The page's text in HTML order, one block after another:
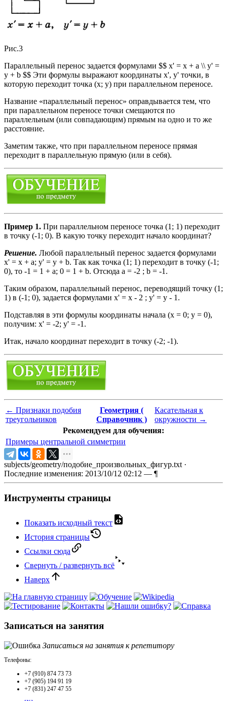
Рис.3
Параллельный перенос задается формулами $$ x' = x + a \\ y' =
y + b $$ Эти формулы выражают координаты х', у' точки, в
которую переходит точка (х; у) при параллельном переносе.
Название «параллельный перенос» оправдывается тем, что
при параллельном переносе точки смещаются по
параллельным (или совпадающим) прямым на одно и то же
расстояние.
Заметим также, что при параллельном переносе прямая
переходит в параллельную прямую (или в себя).
Пример 1. При параллельном переносе точка (1; 1) переходит
в точку (-1; 0). В какую точку переходит начало координат?
Решение. Любой параллельный перенос задается формулами
х' = х + а; у' = у + b. Так как точка (1; 1) переходит в точку (-1;
0), то -1 = 1 + а; 0 = 1 + b. Отсюда а = -2 ; b = -1.
Таким образом, параллельный перенос, переводящий точку (1;
1) в (-1; 0), задается формулами х' = х - 2 ; у' = у - 1.
Подставляя в эти формулы координаты начала (х = 0; у = 0),
получим: х' = -2; у' = -1.
Итак, начало координат переходит в точку (-2; -1).
← Признаки подобия
треугольников
Геометрия (
Справочник )
Касательная к
окружности →
Рекомендуем для обучения:
Примеры центральной симметрии
subjects/geometry/подобие_произвольных_фигур.txt ·
Последние изменения: 2013/10/12 02:12 — ¶
Инструменты страницы
Показать исходный текст
История страницы
Ссылки сюда
Свернуть / развернуть всё
Наверх
Записаться на занятия
Записаться на занятия к репетитору
Телефоны:
+7 (910) 874 73 73
+7 (905) 194 91 19
+7 (831) 247 47 55